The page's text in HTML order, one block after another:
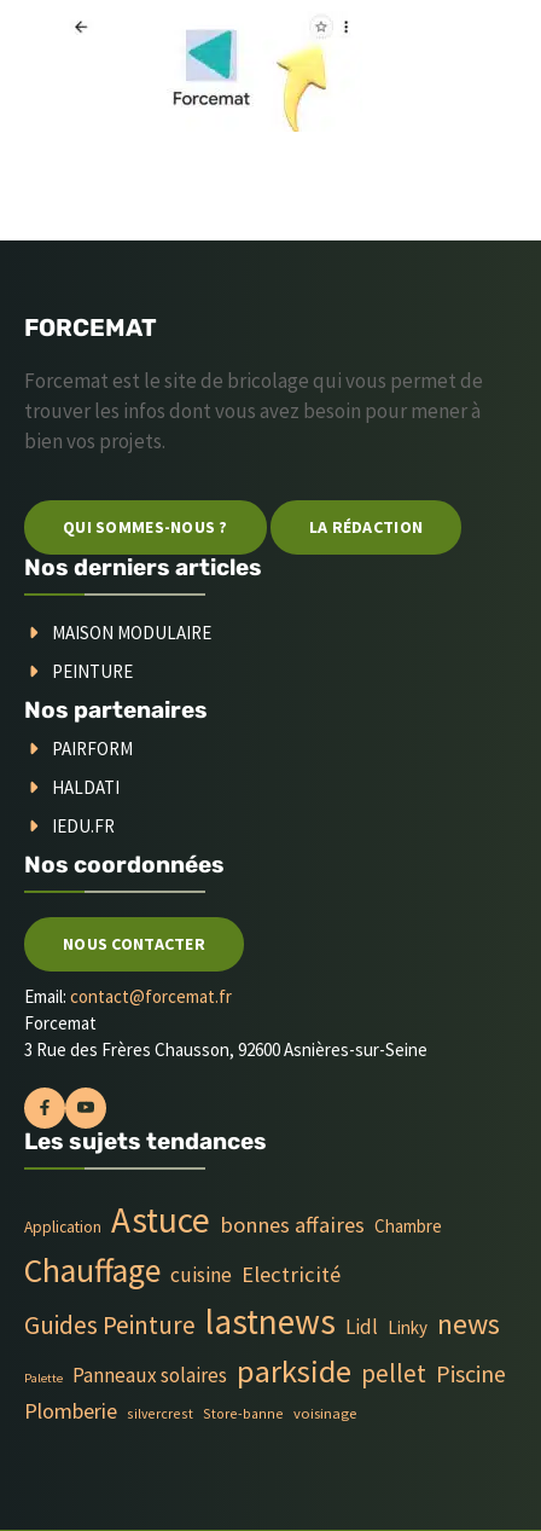
FORCEMAT
Forcemat est le site de bricolage qui vous permet de
trouver les infos dont vous avez besoin pour mener à
bien vos projets.
QUI SOMMES-NOUS ? LA RÉDACTION
Nos derniers articles
MAISON MODULAIRE
PEINTURE
Nos partenaires
PAIRFORM
HALDATI
IEDU.FR
Nos coordonnées
NOUS CONTACTER
Email: contact@forcemat.fr
Forcemat
3 Rue des Frères Chausson, 92600 Asnières-sur-Seine
Les sujets tendances
Application Astuce bonnes affaires Chambre
Chauffage cuisine Electricité
Guides Peinture lastnews Lidl Linky news
Palette Panneaux solaires parkside pellet Piscine
Plomberie silvercrest Store-banne voisinage